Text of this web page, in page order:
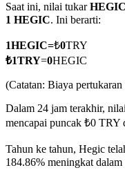
Kontrak berjangka
Saat ini, nilai tukar
1 HEGIC. Ini berarti:
1HEGIC=₺0TRY
₺1TRY=0HEGIC
(Catatan: Biaya
Dalam 24 jam terakhir,
mencapai puncak ₺0 TRY
Tahun ke tahun, Hegic
184.86% meningkat dalam